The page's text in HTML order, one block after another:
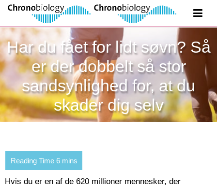
Har du fået for lidt søvn? Så
er der dobbelt så stor
sandsynlighed for, at du
skader dig selv
Hvis du er en af de 620 millioner mennesker, der